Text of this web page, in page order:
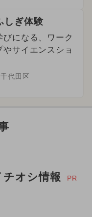
しぎ体験
びになる、ワーク
やサイエンスショ
代田区
オシ情報 PR